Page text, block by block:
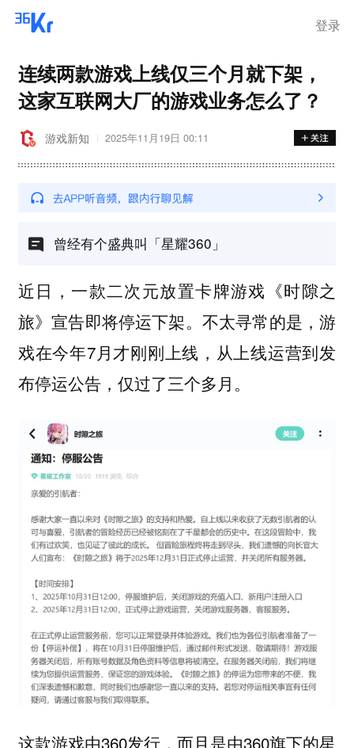
登录
连续两款游戏上线仅三个月就下架，
这家互联网大厂的游戏业务怎么了？
游戏新知 2025年11月19日 00:11
曾经有个盛典叫「星耀360」
近日，一款二次元放置卡牌游戏《时隙之
旅》宣告即将停运下架。不太寻常的是，游
戏在今年7月才刚刚上线，从上线运营到发
布停运公告，仅过了三个多月。
这款游戏由360发行，而且是由360旗下的星